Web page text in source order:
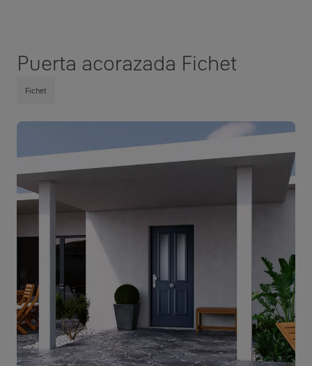
Puerta acorazada Fichet
Fichet